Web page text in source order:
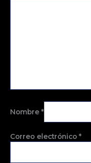
Nombre *
Correo electrónico *